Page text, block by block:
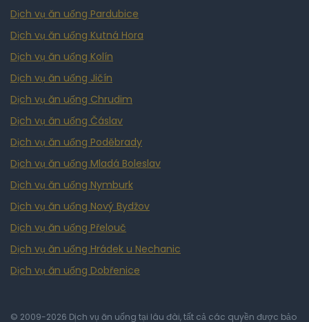
Dịch vụ ăn uống Pardubice
Dịch vụ ăn uống Kutná Hora
Dịch vụ ăn uống Kolín
Dịch vụ ăn uống Jičín
Dịch vụ ăn uống Chrudim
Dịch vụ ăn uống Čáslav
Dịch vụ ăn uống Poděbrady
Dịch vụ ăn uống Mladá Boleslav
Dịch vụ ăn uống Nymburk
Dịch vụ ăn uống Nový Bydžov
Dịch vụ ăn uống Přelouč
Dịch vụ ăn uống Hrádek u Nechanic
Dịch vụ ăn uống Dobřenice
© 2009-2026 Dịch vụ ăn uống tại lâu đài, tất cả các quyền được bảo